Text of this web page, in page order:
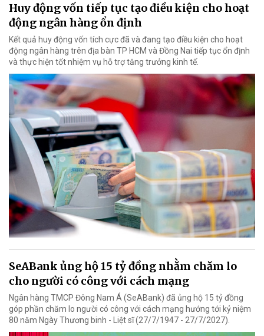
Huy động vốn tiếp tục tạo điều kiện cho hoạt
động ngân hàng ổn định
Kết quả huy động vốn tích cực đã và đang tạo điều kiện cho hoạt
động ngân hàng trên địa bàn TP HCM và Đồng Nai tiếp tục ổn định
và thực hiện tốt nhiệm vụ hỗ trợ tăng trưởng kinh tế.
SeABank ủng hộ 15 tỷ đồng nhằm chăm lo
cho người có công với cách mạng
Ngân hàng TMCP Đông Nam Á (SeABank) đã ủng hộ 15 tỷ đồng
góp phần chăm lo người có công với cách mạng hướng tới kỷ niệm
80 năm Ngày Thương binh - Liệt sĩ (27/7/1947 - 27/7/2027).